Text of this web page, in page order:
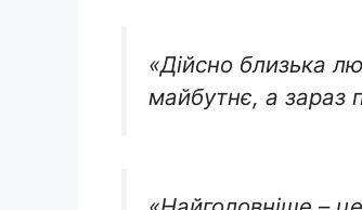
«Дійсно близька
майбутнє, а зараз